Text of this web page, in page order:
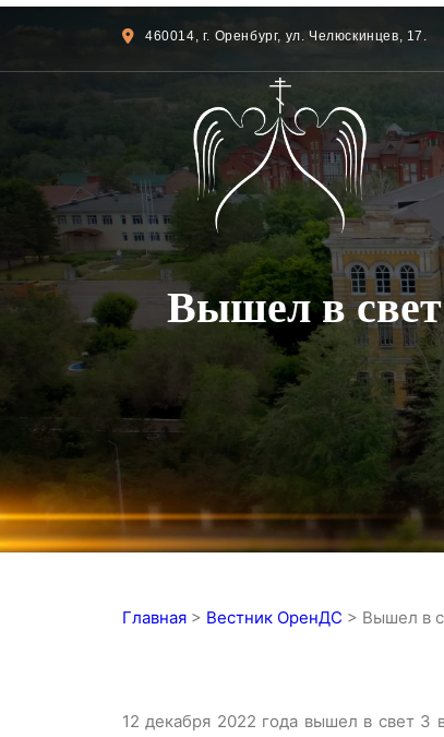
460014, г. Оренбург, ул. Челюскинцев, 17.
Вышел в
Главная > Вестник ОренДС > Вышел в
12 декабря 2022 года вышел в свет 3